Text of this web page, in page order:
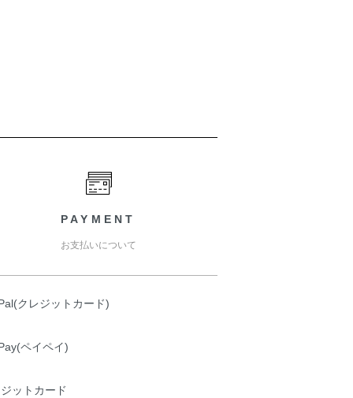
PAYMENT
お支払いについて
クレジットカード)
ペイペイ)
ットカード